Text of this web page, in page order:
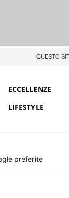
QUESTO
ECCELLENZE
LIFESTYLE
preferite